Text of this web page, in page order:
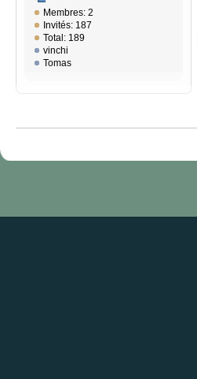
Membres: 2
Invités: 187
Total: 189
vinchi
Tomas